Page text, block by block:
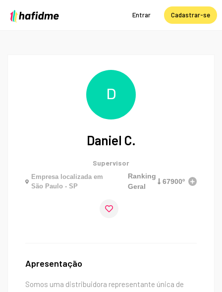
Entrar Cadastrar-se
D
Daniel C.
Supervisor
Empresa localizada em
São Paulo - SP
Ranking
Geral
67900º
Apresentação
Somos uma distribuidora representante única de